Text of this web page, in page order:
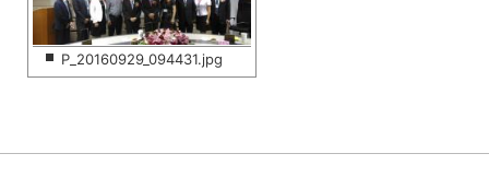
P_20160929_094431.jpg